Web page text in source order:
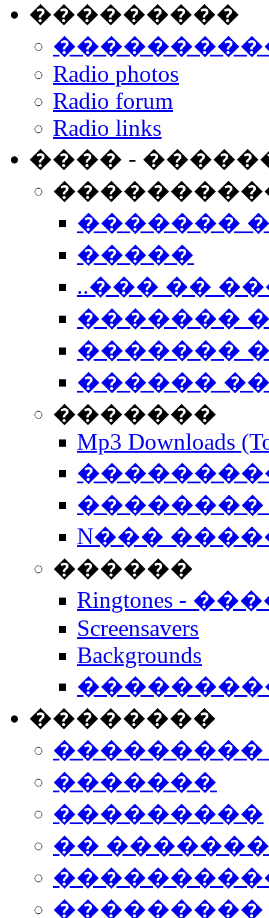
���������
Radio photos
Radio forum
Radio links
���� -
�������
�����
..��� ��
�������
�������
������
�������
Mp3 Downloads
��������
N���
������
Ringtones -
Screensavers
Backgrounds
��������
���������
�������
���������
��
���������